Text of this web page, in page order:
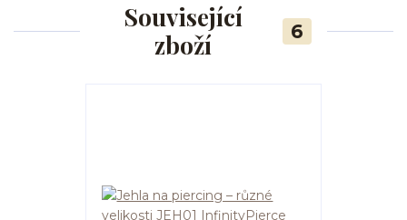
Související
zboží
6